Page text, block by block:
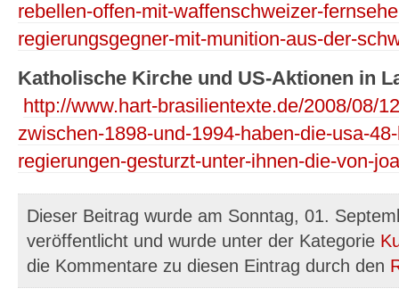
rebellen-offen-mit-waffenschweizer-
regierungsgegner-mit-munition-aus-der-
Katholische Kirche und US-Aktionen in
http://www.hart-brasilientexte.de/2008/08/
zwischen-1898-und-1994-haben-die-usa-
regierungen-gesturzt-unter-ihnen-die-von-
Dieser Beitrag wurde am Sonntag, 01.
veröffentlicht und wurde unter der Kategorie
die Kommentare zu diesen Eintrag durch den